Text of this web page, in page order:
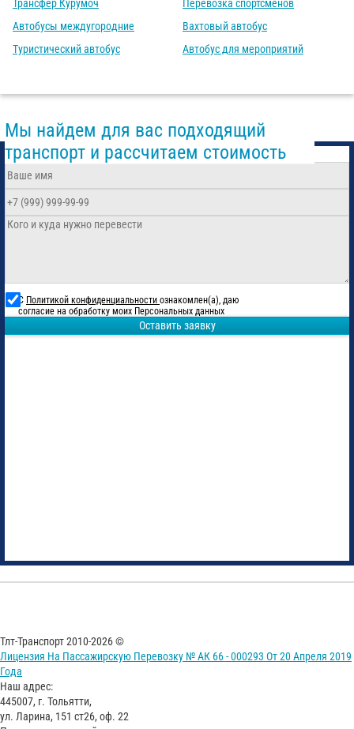
Трансфер Курумоч
Автобусы междугородние
Туристический автобус
Перевозка спортсменов
Вахтовый автобус
Автобус для мероприятий
Мы найдем для вас подходящий
транспорт и рассчитаем стоимость
С Политикой конфиденциальности ознакомлен(а), даю
согласие на обработку моих Персональных данных
Оставить заявку
Тлт-Транспорт 2010-2026 ©
Лицензия На Пассажирскую Перевозку № АК 66 - 000293 От 20 Апреля 2019
Года
Наш адрес:
445007, г. Тольятти,
ул. Ларина, 151 ст26, оф. 22